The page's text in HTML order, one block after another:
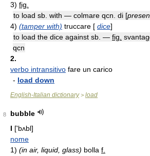
3) fig.
to load sb. with — colmare qcn. di [
4) (tamper with) truccare [ dice]
to load the dice against sb. — fig.
qcn
2.
verbo intransitivo fare un carico
- load down
English-Italian dictionary> load
8
bubble
I ['bʌbl]
nome
1) (in air, liquid, glass) bolla f.